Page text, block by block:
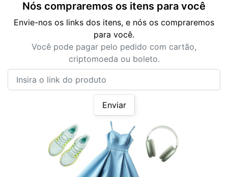
Nós compraremos os itens para você
Envie-nos os links dos itens, e nós os compraremos
para você.
Você pode pagar pelo pedido com cartão,
criptomoeda ou boleto.
Enviar